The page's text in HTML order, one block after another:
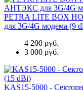
PETRA LITE BOX
для 3G/4G модема (9
4 200 руб.
3 000 руб.
KAS15-5000 -